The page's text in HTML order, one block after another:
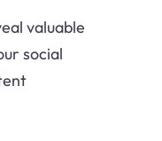
valuable
social